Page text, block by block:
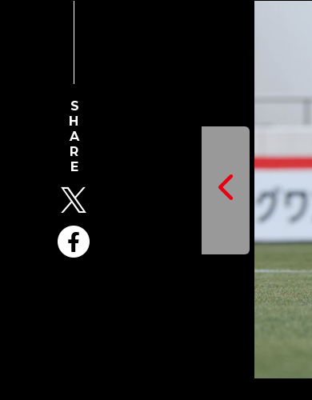
SHARE